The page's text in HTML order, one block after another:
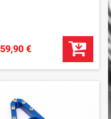
59,90 €